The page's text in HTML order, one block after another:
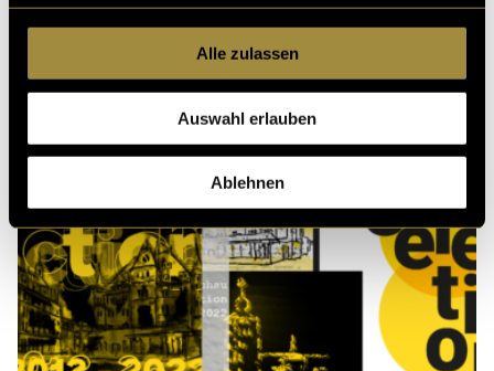
Alle zulassen
Auswahl erlauben
Ablehnen
Fotografieren für ein
#RaumfürAlle Event